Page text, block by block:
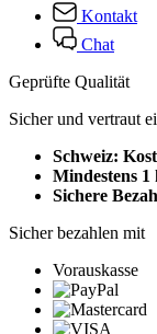
Kontakt
Chat
Geprüfte Qualität
Sicher und vertraut
Schweiz:
Mindestens 1
Sichere
Sicher bezahlen mit
Vorauskasse